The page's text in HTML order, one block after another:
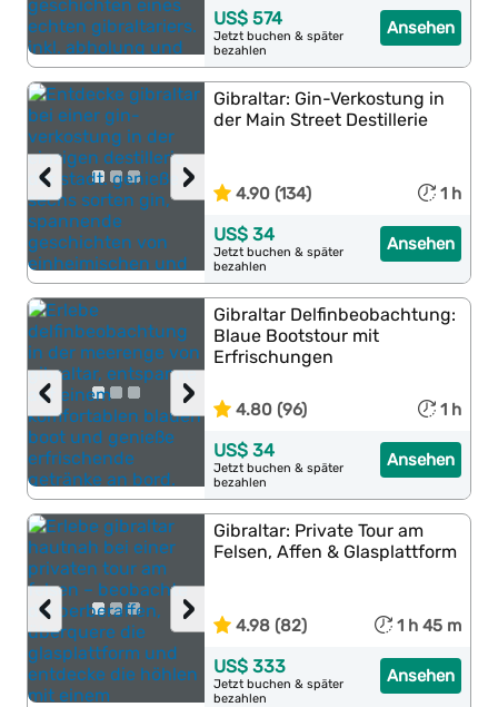
Ansehen
US$ 574
Jetzt buchen & später
bezahlen
›
‹
Gibraltar: Gin-Verkostung in
der Main Street Destillerie
4.90 (134) 1 h
Ansehen
US$ 34
Jetzt buchen & später
bezahlen
›
‹
Gibraltar Delfinbeobachtung:
Blaue Bootstour mit
Erfrischungen
4.80 (96) 1 h
Ansehen
US$ 34
Jetzt buchen & später
bezahlen
›
‹
Gibraltar: Private Tour am
Felsen, Affen & Glasplattform
4.98 (82) 1 h 45 m
Ansehen
US$ 333
Jetzt buchen & später
bezahlen